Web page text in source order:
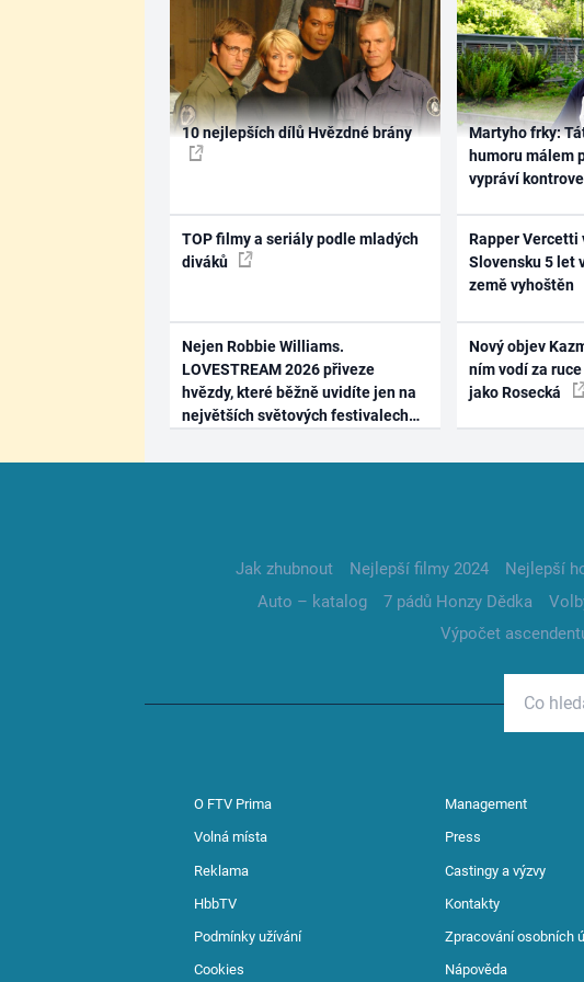
10 nejlepších dílů Hvězdné brány
TOP filmy a seriály podle mladých
diváků
Nejen Robbie Williams.
LOVESTREAM 2026 přiveze
hvězdy, které běžně uvidíte jen na
největších světových festivalech
Martyho frky:
humoru málem
vypráví
Rapper Vercetti
Slovensku 5 let
země vyhoštěn
Nový objev
ním vodí za
jako Rosecká
Jak zhubnout Nejlepší filmy 2024 Nejlepší
Auto – katalog
7 pádů Honzy Dědka
Výpočet
O FTV Prima Management
Volná místa Press
Reklama Castingy a výzvy
HbbTV Kontakty
Podmínky užívání Zpracování osobních
Cookies Nápověda